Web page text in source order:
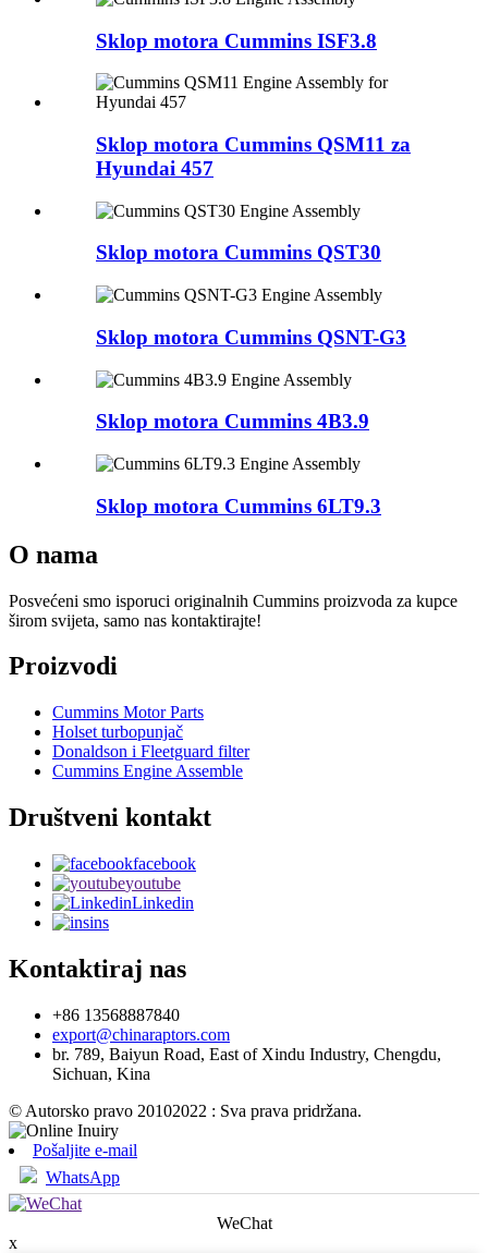
Sklop motora Cummins ISF3.8
Sklop motora Cummins QSM11 za
Hyundai 457
Sklop motora Cummins QST30
Sklop motora Cummins QSNT-G3
Sklop motora Cummins 4B3.9
Sklop motora Cummins 6LT9.3
O nama
Posvećeni smo isporuci originalnih Cummins proizvoda za kupce
širom svijeta, samo nas kontaktirajte!
Proizvodi
Cummins Motor Parts
Holset turbopunjač
Donaldson i Fleetguard filter
Cummins Engine Assemble
Društveni kontakt
facebook
youtube
Linkedin
ins
Kontaktiraj nas
+86 13568887840
export@chinaraptors.com
br. 789, Baiyun Road, East of Xindu Industry, Chengdu,
Sichuan, Kina
© Autorsko pravo 20102022 : Sva prava pridržana.
Pošaljite e-mail
WhatsApp
WeChat
x